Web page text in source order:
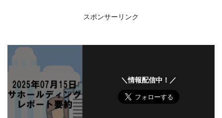
スポンサーリンク
＼情報配信中！／